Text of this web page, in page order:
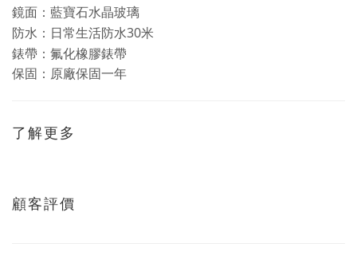
鏡面：藍寶石水晶玻璃
防水：日常生活防水30米
錶帶：氟化橡膠錶帶
保固：原廠保固一年
了解更多
顧客評價